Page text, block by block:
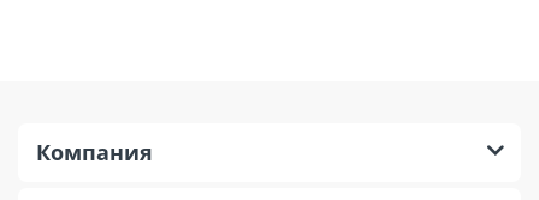
Компания